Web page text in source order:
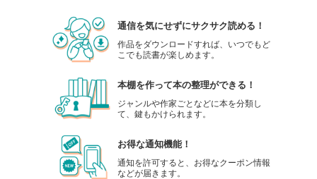
880
円 (税込)
週刊東洋経済 2025/9/6号
880円 (税込)
試し読み
あらすじを表示する
通信を気にせずにサクサク読める！
作品をダウンロードすれば、いつでもど
こでも読書が楽しめます。
本棚を作って本の整理ができる！
ジャンルや作家ごとなどに本を分類し
て、鍵もかけられます。
お得な通知機能！
通知を許可すると、お得なクーポン情報
などが届きます。